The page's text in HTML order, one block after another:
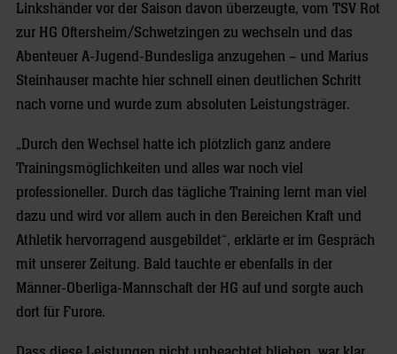
Linkshänder vor der Saison davon überzeugte, vom TSV Rot
zur HG Oftersheim/Schwetzingen zu wechseln und das
Abenteuer A-Jugend-Bundesliga anzugehen – und Marius
Steinhauser machte hier schnell einen deutlichen Schritt
nach vorne und wurde zum absoluten Leistungsträger.
„Durch den Wechsel hatte ich plötzlich ganz andere
Trainingsmöglichkeiten und alles war noch viel
professioneller. Durch das tägliche Training lernt man viel
dazu und wird vor allem auch in den Bereichen Kraft und
Athletik hervorragend ausgebildet“, erklärte er im Gespräch
mit unserer Zeitung. Bald tauchte er ebenfalls in der
Männer-Oberliga-Mannschaft der HG auf und sorgte auch
dort für Furore.